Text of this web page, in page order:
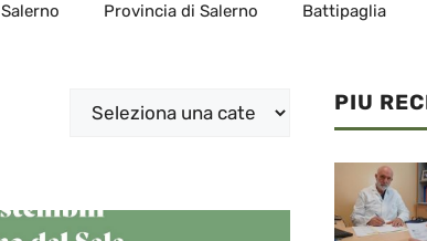
Salerno Provincia di Salerno Battipaglia
Categorie PIU